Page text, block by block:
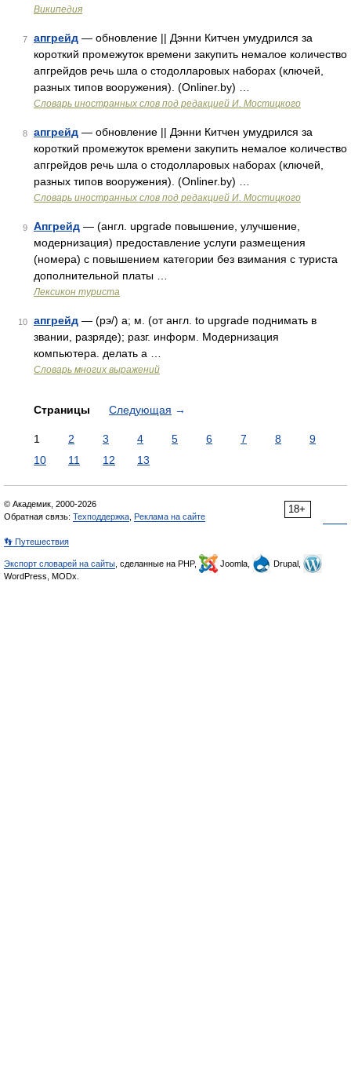
Википедия
7 апгрейд — обновление || Дэнни Китчен умудрился за
короткий промежуток времени закупить немалое количество
апгрейдов речь шла о стодолларовых наборах (ключей,
разных типов вооружения). (Onliner.by) …
Словарь иностранных слов под редакцией И. Мостицкого
8 апгрейд — обновление || Дэнни Китчен умудрился за
короткий промежуток времени закупить немалое количество
апгрейдов речь шла о стодолларовых наборах (ключей,
разных типов вооружения). (Onliner.by) …
Словарь иностранных слов под редакцией И. Мостицкого
9 Апгрейд — (англ. upgrade повышение, улучшение,
модернизация) предоставление услуги размещения
(номера) с повышением категории без взимания с туриста
дополнительной платы …
Лексикон туриста
10 апгрейд — (рэ/) а; м. (от англ. to upgrade поднимать в
звании, разряде); разг. информ. Модернизация
компьютера. делать а …
Словарь многих выражений
Страницы Следующая →
1 2 3 4 5 6 7 8
9
10
11 12 13
18+
© Академик, 2000-2026
Обратная связь: Техподдержка Реклама на сайте
👣 Путешествия
Экспорт словарей на сайты , сделанные на PHP, Joomla,
Drupal,
WordPress, MODx.